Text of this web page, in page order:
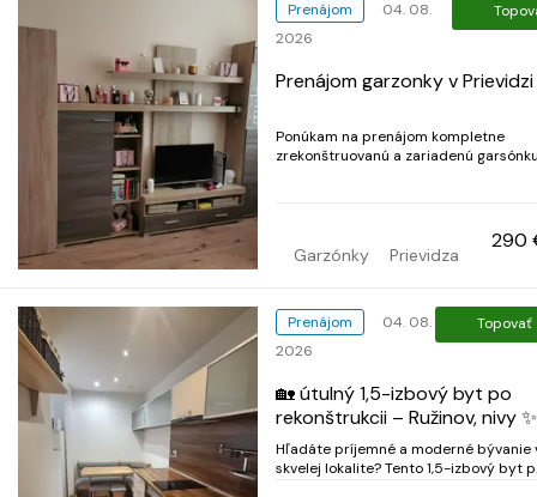
Prenájom
04. 08.
2026
Prenájom garzonky v Prievidzi
Ponúkam na prenájom kompletne
zrekonštruovanú a zariadenú
je vhodný pre 1 pracujúcu osobu.
Vybavenie: kompletne zariaden...
Garzónky Prievidza
290
Prenájom
04. 08.
2026
Topovať
🏡 útulný 1,5-izbový byt po
rekonštrukcii – Ružinov, nivy ✨
Hľadáte príjemné a moderné bývanie
skvelej lokalite? Tento 1,5-izbový byt